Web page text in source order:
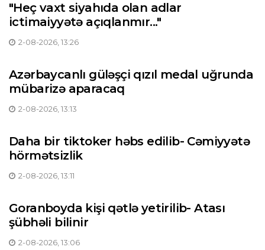
"Heç vaxt siyahıda olan adlar
ictimaiyyətə açıqlanmır..."
2-08-2026, 13:26
Azərbaycanlı güləşçi qızıl medal uğrunda
mübarizə aparacaq
2-08-2026, 13:13
Daha bir tiktoker həbs edilib- Cəmiyyətə
hörmətsizlik
2-08-2026, 13:11
Goranboyda kişi qətlə yetirilib- Atası
şübhəli bilinir
2-08-2026, 13:06